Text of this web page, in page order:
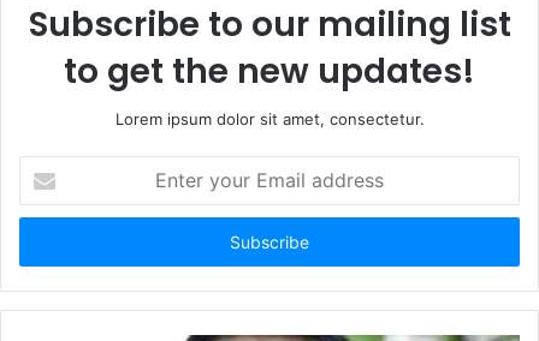
Subscribe to our mailing list
to get the new updates!
Lorem ipsum dolor sit amet, consectetur.
your
Email